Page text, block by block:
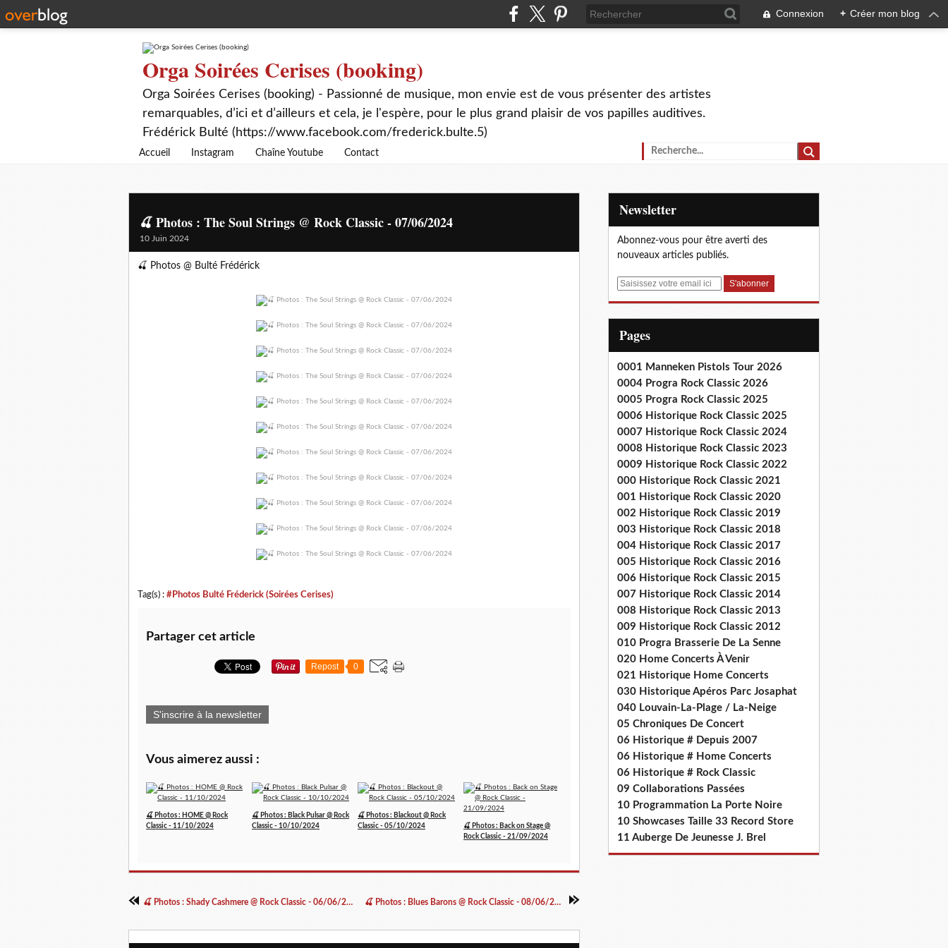
Connexion + Créer mon blog
Orga Soirées Cerises (booking)
Orga Soirées Cerises (booking) - Passionné de musique, mon envie est de vous présenter des artistes
remarquables, d’ici et d’ailleurs et cela, je l'espère, pour le plus grand plaisir de vos papilles auditives.
Frédérick Bulté (https://www.facebook.com/frederick.bulte.5)
Accueil Instagram Chaîne Youtube Contact
🍒 Photos : The Soul Strings @ Rock Classic - 07/06/2024
10 Juin 2024
🍒 Photos @ Bulté Frédérick
Tag(s) : #Photos Bulté Fréderick (Soirées Cerises)
Partager cet article
Repost 0
S'inscrire à la newsletter
Vous aimerez aussi :
🍒 Photos : HOME @ Rock
Classic - 11/10/2024
🍒 Photos : Black Pulsar @ Rock
Classic - 10/10/2024
🍒 Photos : Blackout @ Rock
Classic - 05/10/2024
🍒 Photos : Back on Stage @
Rock Classic - 21/09/2024
🍒 Photos : Shady Cashmere @ Rock Classic - 06/06/2024 🍒 Photos : Blues Barons @ Rock Classic - 08/06/2024
Newsletter
Abonnez-vous pour être averti des
nouveaux articles publiés.
E
Pages
0001 Manneken Pistols Tour 2026
0004 Progra Rock Classic 2026
0005 Progra Rock Classic 2025
0006 Historique Rock Classic 2025
0007 Historique Rock Classic 2024
0008 Historique Rock Classic 2023
0009 Historique Rock Classic 2022
000 Historique Rock Classic 2021
001 Historique Rock Classic 2020
002 Historique Rock Classic 2019
003 Historique Rock Classic 2018
004 Historique Rock Classic 2017
005 Historique Rock Classic 2016
006 Historique Rock Classic 2015
007 Historique Rock Classic 2014
008 Historique Rock Classic 2013
009 Historique Rock Classic 2012
010 Progra Brasserie De La Senne
020 Home Concerts À Venir
021 Historique Home Concerts
030 Historique Apéros Parc Josaphat
040 Louvain-La-Plage / La-Neige
05 Chroniques De Concert
06 Historique # Depuis 2007
06 Historique # Home Concerts
06 Historique # Rock Classic
09 Collaborations Passées
10 Programmation La Porte Noire
10 Showcases Taille 33 Record Store
11 Auberge De Jeunesse J. Brel